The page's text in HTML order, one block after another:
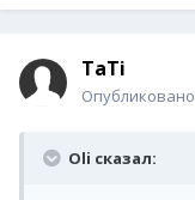
TaTi
Опубликовано
Oli сказал: